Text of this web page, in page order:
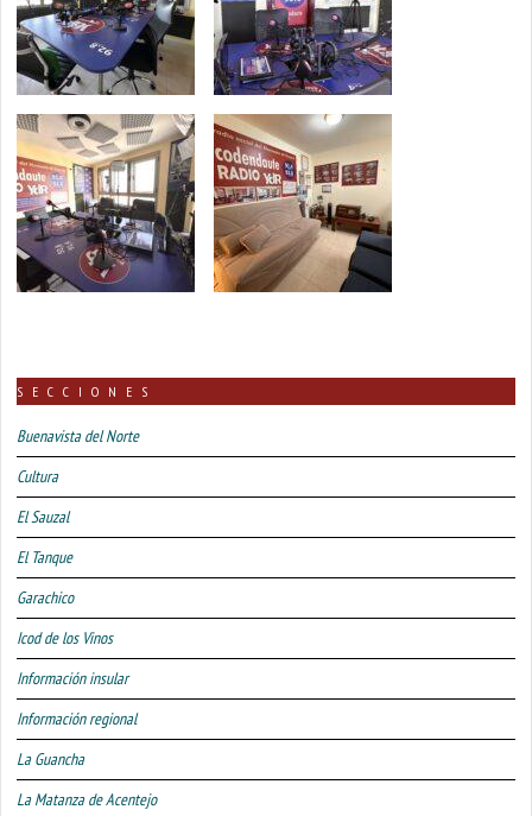
SECCIONES
Buenavista del Norte
Cultura
El Sauzal
El Tanque
Garachico
Icod de los Vinos
Información insular
Información regional
La Guancha
La Matanza de Acentejo